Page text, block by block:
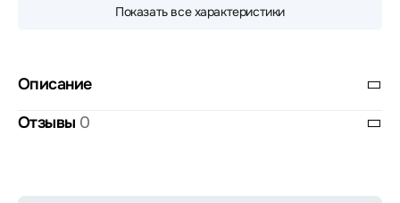
Показать все характеристики
Описание
Отзывы 0